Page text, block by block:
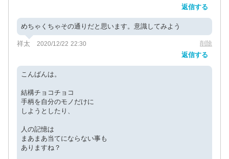
返信する
めちゃくちゃその通りだと思います。意識してみよう
祥太 2020/12/22 22:30 削除
返信する
こんばんは。
結構チョコチョコ
手柄を自分のモノだけに
しようとしたり、
人の記憶は
まあまあ当てにならない事も
ありますね？